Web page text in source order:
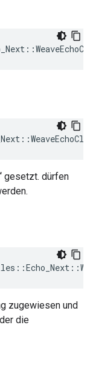
::
gesetzt. dürfen
::Echo_Next ::
zugewiesen und
die